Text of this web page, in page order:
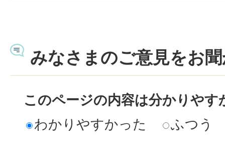
みなさまのご意見をお
このページの内容は分かりやす
わかりやすかった
ふつう